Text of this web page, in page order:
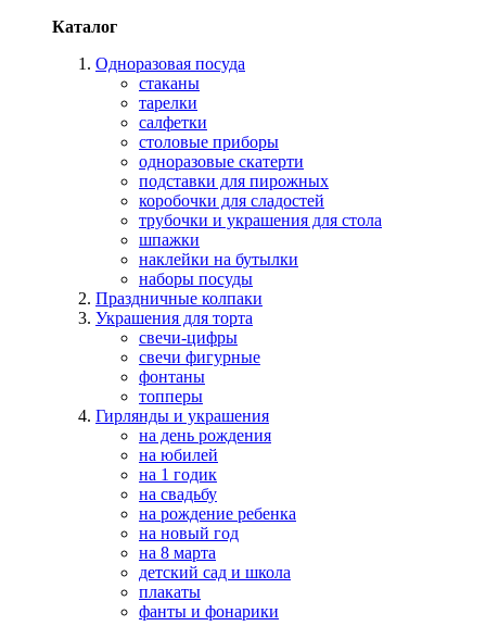
Каталог
Одноразовая посуда
стаканы
тарелки
салфетки
столовые приборы
одноразовые скатерти
подставки для пирожных
коробочки для сладостей
трубочки и украшения для стола
шпажки
наклейки на бутылки
наборы посуды
Праздничные колпаки
Украшения для торта
свечи-цифры
свечи фигурные
фонтаны
топперы
Гирлянды и украшения
на день рождения
на юбилей
на 1 годик
на свадьбу
на рождение ребенка
на новый год
на 8 марта
детский сад и школа
плакаты
фанты и фонарики